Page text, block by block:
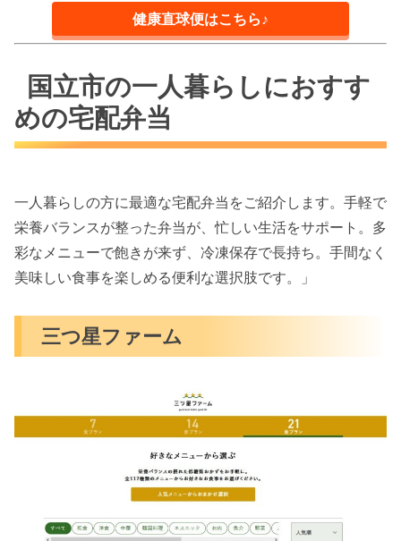
健康直球便はこちら♪
国立市の一人暮らしにおすす
めの宅配弁当
一人暮らしの方に最適な宅配弁当をご紹介します。手軽で
栄養バランスが整った弁当が、忙しい生活をサポート。多
彩なメニューで飽きが来ず、冷凍保存で長持ち。手間なく
美味しい食事を楽しめる便利な選択肢です。」
三つ星ファーム